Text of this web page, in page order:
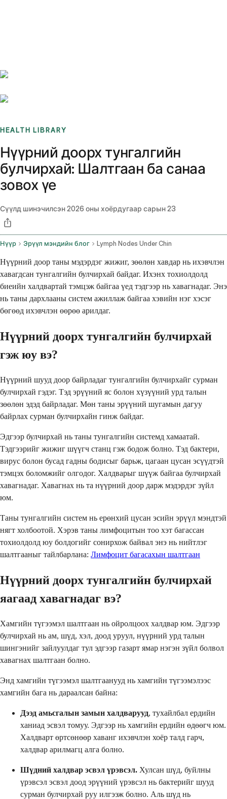
HEALTH LIBRARY
Нүүрний доорх тунгалгийн
булчирхай: Шалтгаан ба санаа
зовох үе
Сүүлд шинэчилсэн2026 оны хоёрдугаар сарын 23
Нүүр Эрүүл мэндийн блог Lymph Nodes Under Chin
Нүүрний доор таны мэдэрдэг жижиг, зөөлөн хавдар нь ихэвчлэн
хавагдсан тунгалгийн булчирхай байдаг. Ихэнх тохиолдолд
биеийн халдвартай тэмцэж байгаа үед тэдгээр нь хавагнадаг. Энэ
нь таны дархлааны систем ажиллаж байгаа хэвийн нэг хэсэг
бөгөөд ихэвчлэн өөрөө арилдаг.
Нүүрний доорх тунгалгийн булчирхай
гэж юу вэ?
Нүүрний шууд доор байрладаг тунгалгийн булчирхайг сурман
булчирхай гэдэг. Тэд эрүүний яс болон хүзүүний урд талын
зөөлөн эдэд байрладаг. Мөн таны эрүүний шугамын дагуу
байрлах сурман булчирхайн гинж байдаг.
Эдгээр булчирхай нь таны тунгалгийн системд хамаатай.
Тэдгээрийг жижиг шүүгч станц гэж бодож болно. Тэд бактери,
вирус болон бусад гадны бодисыг барьж, цагаан цусан эсүүдтэй
тэмцэх боломжийг олгодог. Халдварыг шүүж байгаа булчирхай
хавагнадаг. Хавагнах нь та нүүрний доор дарж мэдэрдэг зүйл
юм.
Таны тунгалгийн систем нь ерөнхий цусан эсийн эрүүл мэндтэй
нягт холбоотой. Хэрэв таны лимфоцитын тоо хэт багассан
тохиолдолд юу болдогийг сонирхож байвал энэ нь нийтлэг
шалтгааныг тайлбарлана: Лимфоцит багасахын шалтгаан
Нүүрний доорх тунгалгийн булчирхай
яагаад хавагнадаг вэ?
Хамгийн түгээмэл шалтгаан нь ойролцоох халдвар юм. Эдгээр
булчирхай нь ам, шүд, хэл, доод уруул, нүүрний урд талын
шингэнийг зайлуулдаг тул эдгээр газарт ямар нэгэн зүйл болвол
хавагнах шалтгаан болно.
Энд хамгийн түгээмэл шалтгаанууд нь хамгийн түгээмэлээс
хамгийн бага нь дараалсан байна:
Дээд амьсгалын замын халдварууд, тухайлбал ердийн
ханиад эсвэл томуу. Эдгээр нь хамгийн ердийн өдөөгч юм.
Халдварт өртсөнөөр хаванг ихэвчлэн хоёр талд гарч,
халдвар арилмагц алга болно.
Шүдний халдвар эсвэл үрэвсэл. Хулсан шүд, буйлны
үрэвсэл эсвэл доод эрүүний үрэвсэл нь бактерийг шууд
сурман булчирхай руу илгээж болно. Аль шүд нь